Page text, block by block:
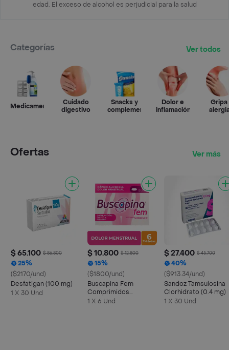
edad. El exceso de alcohol es perjudicial para la salud
Categorías Ver todos
Medicamentos
Cuidado
digestivo
Snacks y
complementos
Dolor e
inflamación
Gripa
Ofertas Ver más
$ 65.100 $ 86.800
25%
($2170/und)
Desfatigan (100 mg)
1 X 30 Und
$ 10.800 $ 12.800
15%
($1800/und)
Buscapina Fem
Comprimidos
Recubiertos
1 X 6 Und
$ 27.400 $ 45.700
40%
($913.34/und)
Sandoz Tamsulosina
Clorhidrato (0.4 mg)
1 X 30 Und